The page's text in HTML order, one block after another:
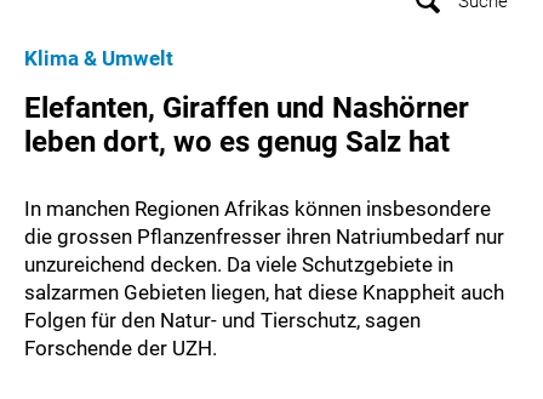
Klima & Umwelt
Elefanten, Giraffen und Nashörner
leben dort, wo es genug Salz hat
In manchen Regionen Afrikas können insbesondere
die grossen Pflanzenfresser ihren Natriumbedarf nur
unzureichend decken. Da viele Schutzgebiete in
salzarmen Gebieten liegen, hat diese Knappheit auch
Folgen für den Natur- und Tierschutz, sagen
Forschende der UZH.